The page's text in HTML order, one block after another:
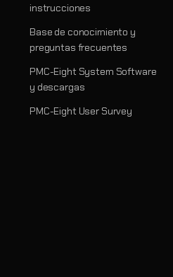
instrucciones
Base de conocimiento y
preguntas frecuentes
PMC-Eight System Software
y descargas
PMC-Eight User Survey